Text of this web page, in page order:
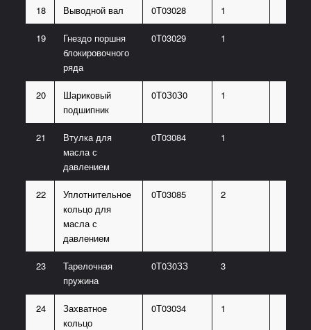
18 Выводной вал 0Т03028 1
19
Гнездо поршня
блокировочного
ряда
0Т03029 1
20
Шариковый
подшипник
0Т0З0З0 1
21
Втулка для
масла с
давлением
0Т03084 1
22
Уплотнительное
кольцо для
масла с
давлением
0Т03085 2
23
Тарелочная
пружина
0Т0З0ЗЗ 3
24
Захватное
кольцо
0Т03034 1